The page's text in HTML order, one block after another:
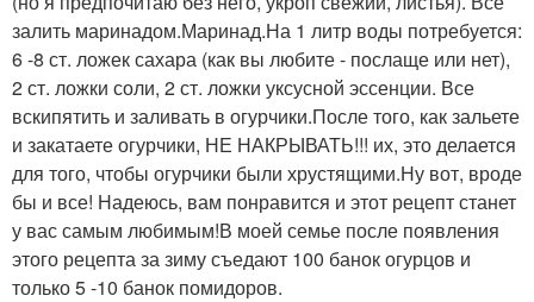
залить маринадом.Маринад.На 1 литр воды потребуется:
6 -8 ст. ложек сахара (как вы любите - послаще или нет),
2 ст. ложки соли, 2 ст. ложки уксусной эссенции. Все
вскипятить и заливать в огурчики.После того, как зальете
и закатаете огурчики, НЕ НАКРЫВАТЬ!!! их, это делается
для того, чтобы огурчики были хрустящими.Ну вот, вроде
бы и все! Надеюсь, вам понравится и этот рецепт станет
у вас самым любимым!В моей семье после появления
этого рецепта за зиму съедают 100 банок огурцов и
только 5 -10 банок помидоров.